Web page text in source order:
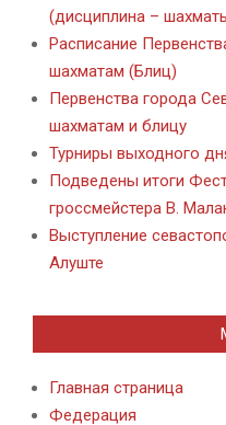
(дисциплина –
Расписание
шахматам (Блиц)
Первенства города
шахматам и блицу
Турниры выходного
Подведены итоги
гроссмейстера В.
Выступление
Алуште
Главная страница
Федерация